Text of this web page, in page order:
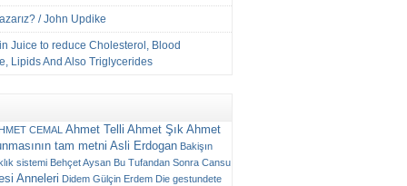
/ John Updike
Juice to reduce Cholesterol, Blood
Lipids And Also Triglycerides
CEMAL Ahmet Telli Ahmet Şık Ahmet
tam metni Asli Erdogan Bakişın
sistemi Behçet Aysan Bu Tufandan Sonra Cansu
Anneleri Didem Gülçin Erdem Die gestundete